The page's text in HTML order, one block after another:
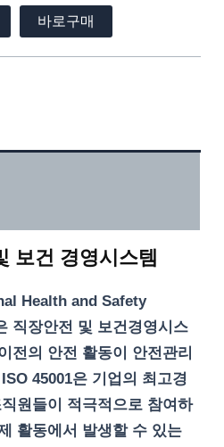
바로구매
보건 경영시스템
Health and Safety
직장안전 및 보건경영시스
전의 안전 활동이 안전관리
45001은 기업의 최고경
원들이 적극적으로 참여하
활동에서 발생할 수 있는